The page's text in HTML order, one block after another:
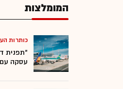
המומלצות
כותרות
"תפנית
עסקה